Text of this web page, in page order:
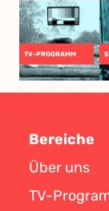
TV-PROGRAMM
Bereiche
Über uns
TV-